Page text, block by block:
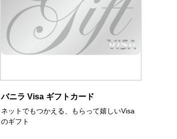
バニラ Visa ギフトカード
ネットでもつかえる、もらって嬉しいVisa
のギフト